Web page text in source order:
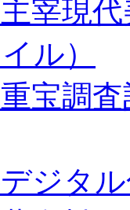
宰現
ル）
宝調
ジタ